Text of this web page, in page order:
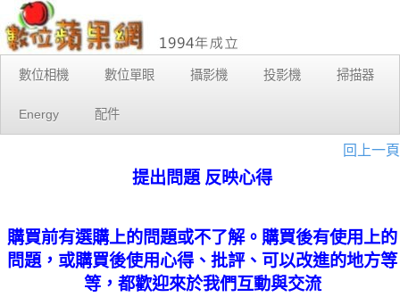
數位相機 數位單眼 攝影機 投影機 掃描器
Energy 配件
回上一頁
提出問題 反映心得
購買前有選購上的問題或不了解。購買後有使用上的
問題，或購買後使用心得、批評、可以改進的地方等
等，都歡迎來於我們互動與交流